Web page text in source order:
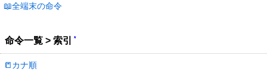
📖全端末の命令
命令一覧 > 索引 *
📒カナ順